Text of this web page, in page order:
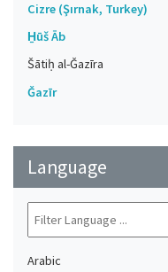
Cizre (Şırnak, Turkey)
H̱ūš Āb
Šātiḥ al-Ǧazīra
Ǧazīr
Language
Arabic